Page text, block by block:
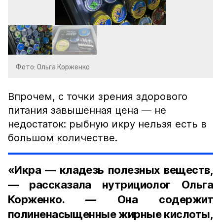
Фото: Ольга Корженко
Впрочем, с точки зрения здорового
питания завышенная цена — не
недостаток: рыбную икру нельзя есть в
большом количестве.
«Икра — кладезь полезных веществ,
— рассказала нутрициолог Ольга
Корженко. — Она содержит
полиненасыщенные жирные кислоты,